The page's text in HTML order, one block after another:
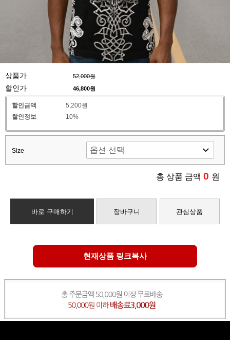
상품가 52,000원
할인가 46,800원
할인금액
5,200원
할인정보
10%
Size
총 상품 금액 0 원
바로 구매하기 장바구니 관심상품
현재상품 링크복사